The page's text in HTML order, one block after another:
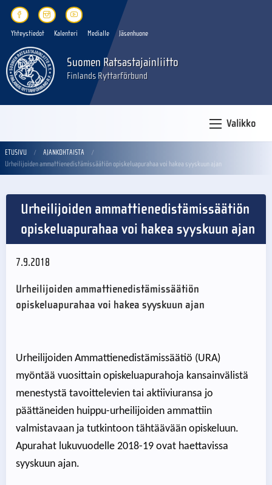
Yhteystiedot Kalenteri Medialle Jäsenhuone
Suomen Ratsastajainliitto
Finlands Ryttarförbund
Valikko
ETUSIVU
AJANKOHTAISTA
Urheilijoiden ammattienedistämissäätiön opiskeluapurahaa voi hakea syyskuun ajan
Urheilijoiden ammattienedistämissäätiön
opiskeluapurahaa voi hakea syyskuun ajan
7.9.2018
Urheilijoiden ammattienedistämissäätiön
opiskeluapurahaa voi hakea syyskuun ajan
Urheilijoiden Ammattienedistämissäätiö (URA)
myöntää vuosittain opiskeluapurahoja kansainvälistä
menestystä tavoittelevien tai aktiiviuransa jo
päättäneiden huippu-urheilijoiden ammattiin
valmistavaan ja tutkintoon tähtäävään opiskeluun.
Apurahat lukuvuodelle 2018-19 ovat haettavissa
syyskuun ajan.